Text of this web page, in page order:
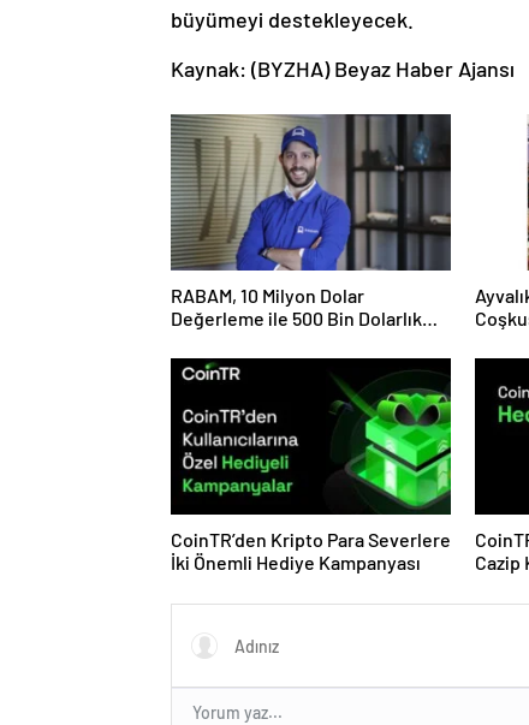
büyümeyi destekleyecek.
Kaynak: (BYZHA) Beyaz Haber Ajansı
RABAM, 10 Milyon Dolar
Değerleme ile 500 Bin Dolarlık
CoinTR’den Kripto Para Severlere
İki Önemli Hediye Kampanyası
Cazip